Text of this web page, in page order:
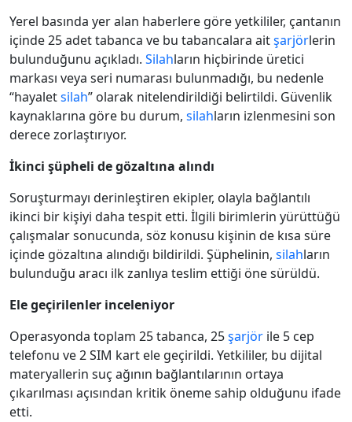
Yerel basında yer alan haberlere göre yetkililer, çantanın
içinde 25 adet tabanca ve bu tabancalara aitşarjörlerin
bulunduğunu açıkladı. Silahların hiçbirinde üretici
markası veya seri numarası bulunmadığı, bu nedenle
“hayaletsilah” olarak nitelendirildiği belirtildi. Güvenlik
kaynaklarına göre bu durum, silahların izlenmesini son
derece zorlaştırıyor.
İkinci şüpheli de gözaltına alındı
Soruşturmayı derinleştiren ekipler, olayla bağlantılı
ikinci bir kişiyi daha tespit etti. İlgili birimlerin yürüttüğü
çalışmalar sonucunda, söz konusu kişinin de kısa süre
içinde gözaltına alındığı bildirildi. Şüphelinin, silahların
bulunduğu aracı ilk zanlıya teslim ettiği öne sürüldü.
Ele geçirilenler inceleniyor
Operasyonda toplam 25 tabanca, 25şarjör ile 5 cep
telefonu ve 2 SIM kart ele geçirildi. Yetkililer, bu dijital
materyallerin suç ağının bağlantılarının ortaya
çıkarılması açısından kritik öneme sahip olduğunu ifade
etti.